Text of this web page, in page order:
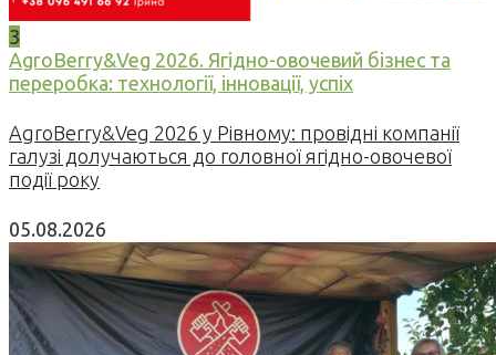
3
AgroBerry&Veg 2026. Ягідно-овочевий бізнес та
переробка: технології, інновації, успіх
AgroBerry&Veg 2026 у Рівному: провідні компанії
галузі долучаються до головної ягідно-овочевої
події року
05.08.2026